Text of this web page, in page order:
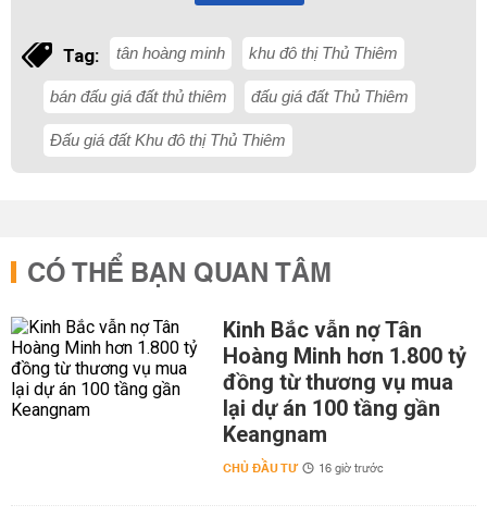
Tag: tân hoàng minh khu đô thị Thủ Thiêm
bán đấu giá đất thủ thiêm đấu giá đất Thủ Thiêm
Đấu giá đất Khu đô thị Thủ Thiêm
CÓ THỂ BẠN QUAN TÂM
Kinh Bắc vẫn nợ Tân
Hoàng Minh hơn 1.800 tỷ
đồng từ thương vụ mua
lại dự án 100 tầng gần
Keangnam
CHỦ ĐẦU TƯ 16 giờ trước